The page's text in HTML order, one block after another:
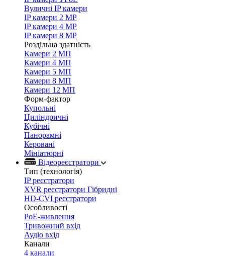
Вуличні IP камери
IP камери 2 MP
IP камери 4 MP
IP камери 8 MP
Роздільна здатність
Камери 2 МП
Камери 4 МП
Камери 5 МП
Камери 8 МП
Камери 12 МП
Форм-фактор
Купольні
Циліндричні
Кубічні
Панорамні
Керовані
Мініатюрні
Відеореєстратори
Тип (технологія)
IP реєстратори
XVR реєстратори Гібридні
HD-CVI реєстратори
Особливості
PoE-живлення
Тривожний вхід
Аудіо вхід
Канали
4 канали